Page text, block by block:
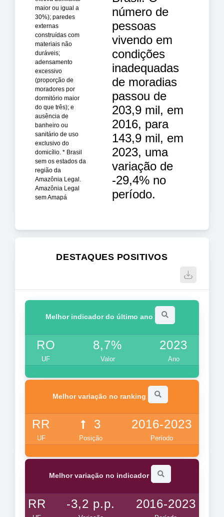
maior ou igual a
30%); paredes
externas
construídas com
materiais não
duráveis;
adensamento
excessivo
(proporção de
moradores por
dormitório maior
do que três); e
ausência de
banheiro ou
sanitário de uso
exclusivo do
domicílio. * Brasil
sem os estados da
região da
Amazônia Legal.
Amazônia Legal
sem Amapá
número de
pessoas
vivendo em
condições
inadequadas
de moradias
passou de
203,9 mil, em
2016, para
143,9 mil, em
2023, uma
variação de
-29,4% no
período.
DESTAQUES POSITIVOS
Melhor indicador do último ano
RO
UF
8,7%
Valor
2023
Ano
Melhor variação no ranking
RR
UF
3
Posição
2016-2023
Período
Melhor variação no indicador
RR -3,2 p.p. 2016-2023